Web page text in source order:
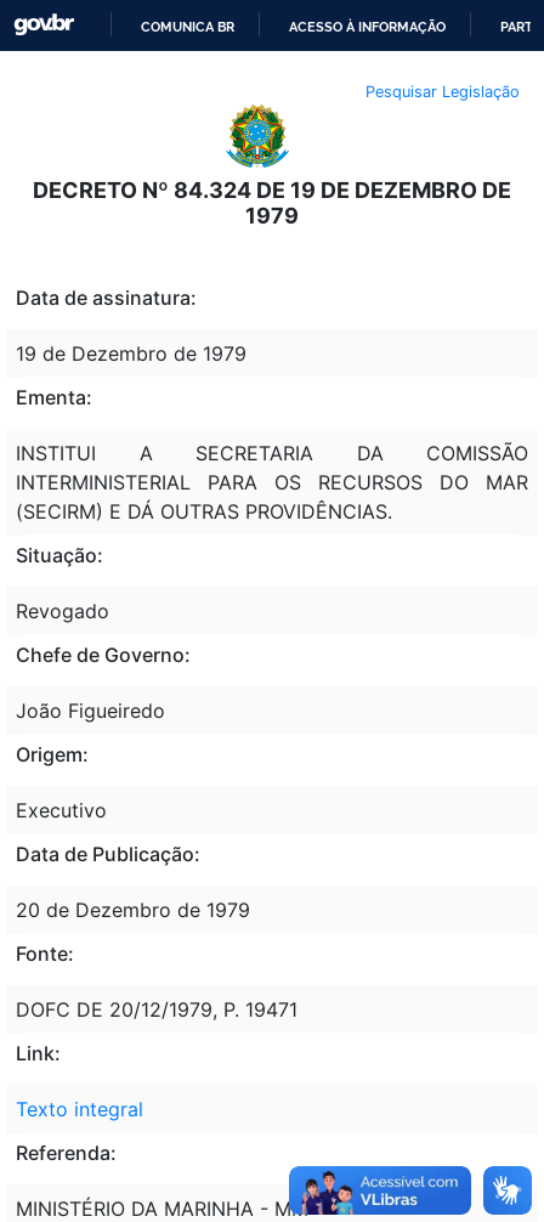
O
CONTEÚDO
COMUNICA BR ACESSO À INFORMAÇÃO
Pesquisar Legislação
DECRETO Nº 84.324 DE 19 DE DEZEMBRO DE
1979
Data de assinatura:
19 de Dezembro de 1979
Ementa:
INSTITUI A SECRETARIA DA COMISSÃO
INTERMINISTERIAL PARA OS RECURSOS DO MAR
(SECIRM) E DÁ OUTRAS PROVIDÊNCIAS.
Situação:
Revogado
Chefe de Governo:
João Figueiredo
Origem:
Executivo
Data de Publicação:
20 de Dezembro de 1979
Fonte:
DOFC DE 20/12/1979, P. 19471
Link:
Texto integral
Referenda:
MINISTÉRIO DA MARINHA - MM